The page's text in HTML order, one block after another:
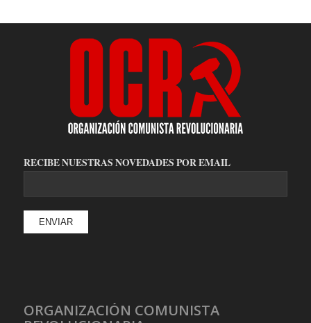
RECIBE NUESTRAS NOVEDADES POR EMAIL
ORGANIZACIÓN COMUNISTA